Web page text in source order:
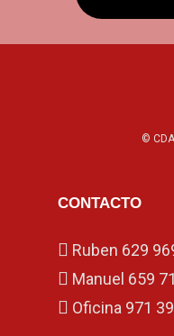
©
CONTACTO
Ruben 629
Manuel 659
Oficina 971